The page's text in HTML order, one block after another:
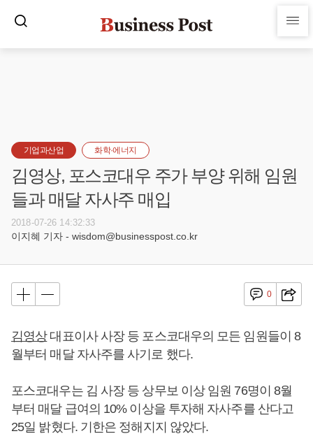
기업과산업 화학·에너지
김영상, 포스코대우 주가 부양 위해 임원
들과 매달 자사주 매입
2018-07-26 14:32:33
이지혜 기자 - wisdom@businesspost.co.kr
0
김영상대표이사 사장 등 포스코대우의 모든 임원들이 8
월부터 매달 자사주를 사기로 했다.
포스코대우는 김 사장 등 상무보 이상 임원 76명이 8월
부터 매달 급여의 10% 이상을 투자해 자사주를 산다고
25일 밝혔다. 기한은 정해지지 않았다.